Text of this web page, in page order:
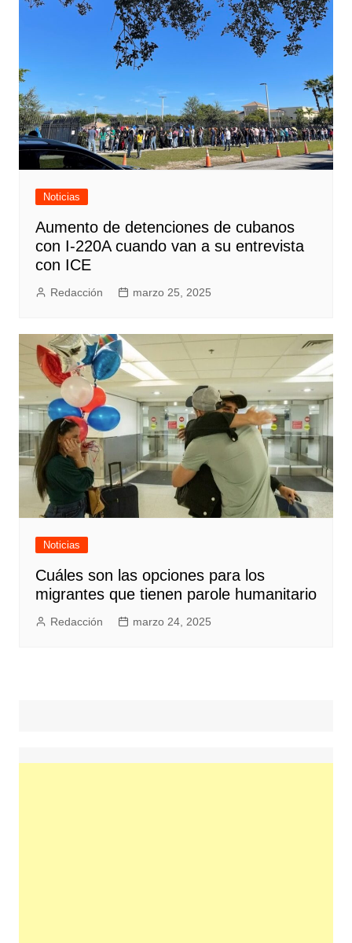
Noticias
Aumento de detenciones de cubanos
con I-220A cuando van a su entrevista
con ICE
Redacción marzo 25, 2025
Noticias
Cuáles son las opciones para los
migrantes que tienen parole humanitario
Redacción marzo 24, 2025